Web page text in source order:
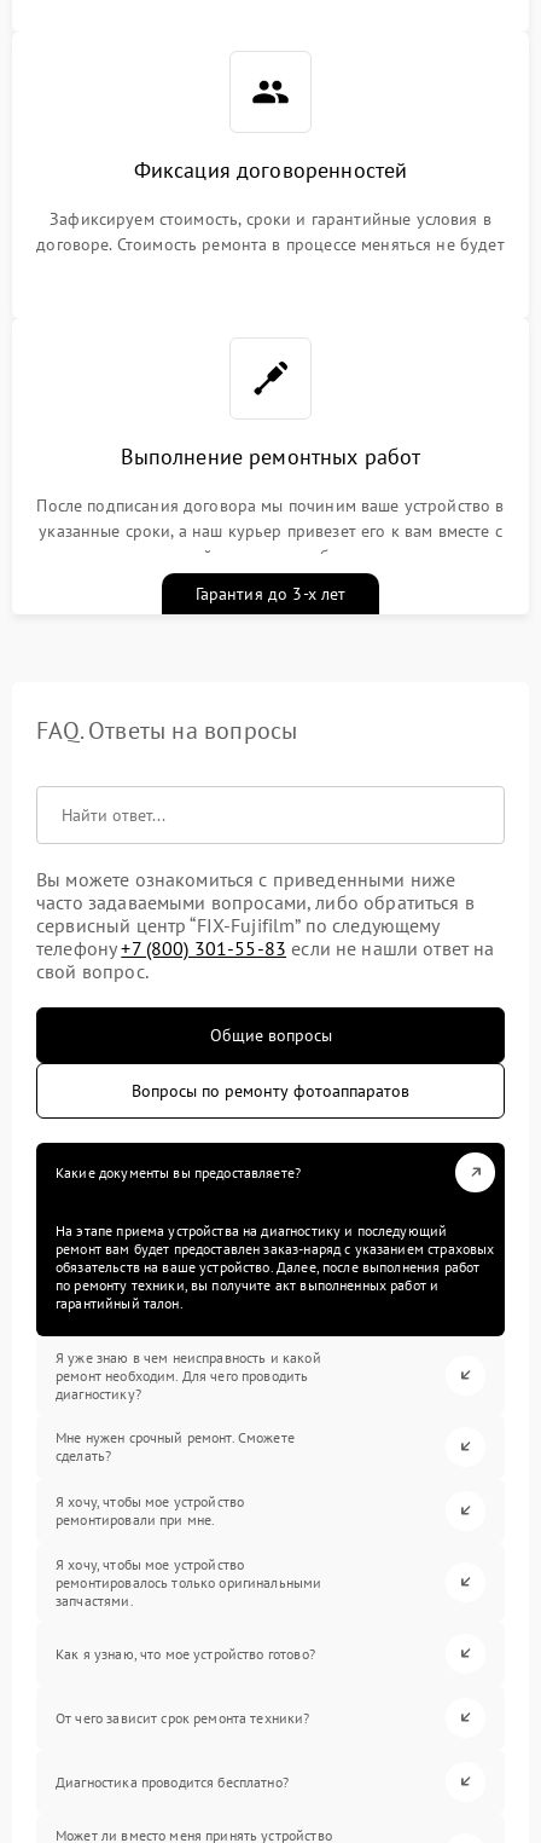
Фиксация договоренностей
Зафиксируем стоимость, сроки и гарантийные условия в
договоре. Стоимость ремонта в процессе меняться не будет
Выполнение ремонтных работ
После подписания договора мы починим ваше устройство в
указанные сроки, а наш курьер привезет его к вам вместе с
гарантийным талоном бесплатно
Гарантия до 3-х лет
FAQ. Ответы на вопросы
Вы можете ознакомиться с приведенными ниже
часто задаваемыми вопросами, либо обратиться в
сервисный центр “FIX-Fujifilm” по следующему
телефону+7 (800) 301-55-83 если не нашли ответ на
свой вопрос.
Общие вопросы
Вопросы по ремонту фотоаппаратов
Какие документы вы предоставляете?
На этапе приема устройства на диагностику и последующий
ремонт вам будет предоставлен заказ-наряд с указанием страховых
обязательств на ваше устройство. Далее, после выполнения работ
по ремонту техники, вы получите акт выполненных работ и
гарантийный талон.
Я уже знаю в чем неисправность и какой
ремонт необходим. Для чего проводить
диагностику?
Мне нужен срочный ремонт. Сможете
сделать?
Я хочу, чтобы мое устройство
ремонтировали при мне.
Я хочу, чтобы мое устройство
ремонтировалось только оригинальными
запчастями.
Как я узнаю, что мое устройство готово?
От чего зависит срок ремонта техники?
Диагностика проводится бесплатно?
Может ли вместо меня принять устройство